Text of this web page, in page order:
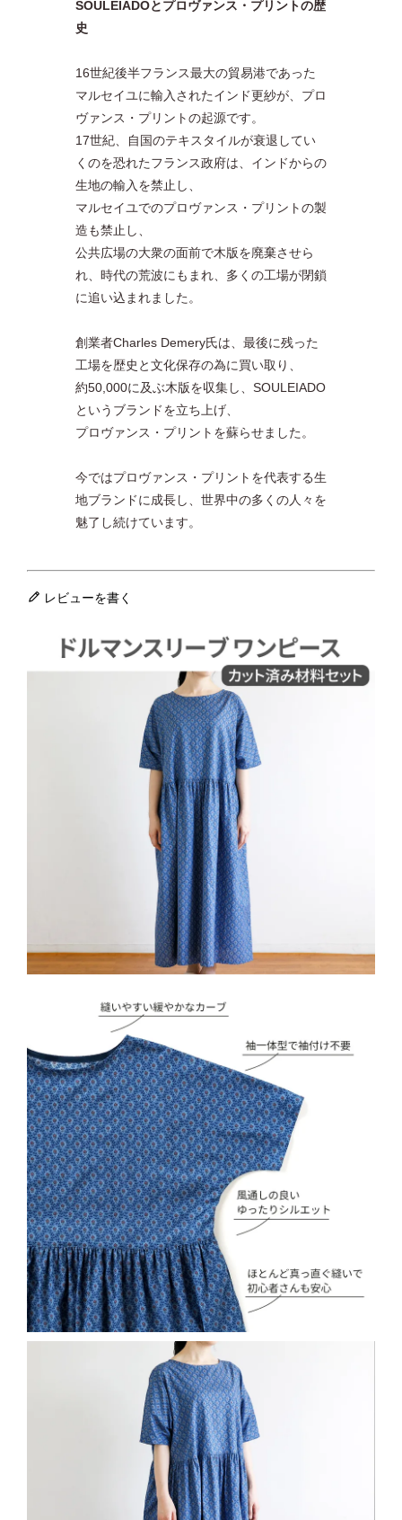
SOULEIADOとプロヴァンス・プリントの歴
史
16世紀後半フランス最大の貿易港であった
マルセイユに輸入されたインド更紗が、プロ
ヴァンス・プリントの起源です。
17世紀、自国のテキスタイルが衰退してい
くのを恐れたフランス政府は、インドからの
生地の輸入を禁止し、
マルセイユでのプロヴァンス・プリントの製
造も禁止し、
公共広場の大衆の面前で木版を廃棄させら
れ、時代の荒波にもまれ、多くの工場が閉鎖
に追い込まれました。
創業者Charles Demery氏は、最後に残った
工場を歴史と文化保存の為に買い取り、
約50,000に及ぶ木版を収集し、SOULEIADO
というブランドを立ち上げ、
プロヴァンス・プリントを蘇らせました。
今ではプロヴァンス・プリントを代表する生
地ブランドに成長し、世界中の多くの人々を
魅了し続けています。
レビューを書く